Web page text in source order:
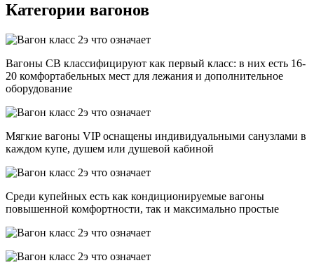
Категории вагонов
Вагоны СВ классифицируют как первый класс: в них есть 16-
20 комфортабельных мест для лежания и дополнительное
оборудование
Мягкие вагоны VIP оснащены индивидуальными санузлами в
каждом купе, душем или душевой кабиной
Среди купейных есть как кондиционируемые вагоны
повышенной комфортности, так и максимально простые